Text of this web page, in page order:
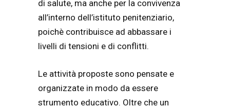
di salute, ma anche per la convivenza
all’interno dell’istituto penitenziario,
poichè contribuisce ad abbassare i
livelli di tensioni e di conflitti.
Le attività proposte sono pensate e
organizzate in modo da essere
strumento educativo. Oltre che un